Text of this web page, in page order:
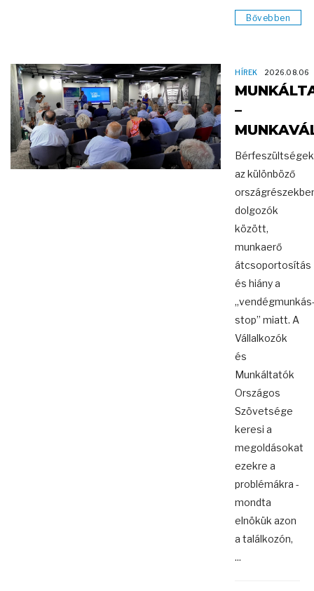
Bővebben
HÍREK 2026.08.06
–
Bérfeszültségek
az különböző
dolgozók
között,
munkaerő
átcsoportosítás
és hiány a
stop” miatt. A
Vállalkozók
és
Munkáltatók
Országos
Szövetsége
keresi a
megoldásokat
ezekre a
problémákra -
mondta
elnökük azon
a találkozón,
...